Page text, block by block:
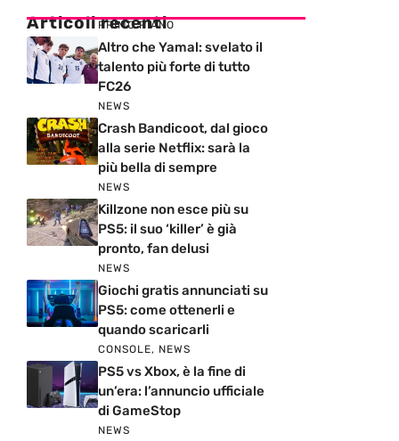
Articoli recenti
PRIMO PIANO
Altro che Yamal: svelato il
talento più forte di tutto
FC26
NEWS
Crash Bandicoot, dal gioco
alla serie Netflix: sarà la
più bella di sempre
NEWS
Killzone non esce più su
PS5: il suo ‘killer’ è già
pronto, fan delusi
NEWS
Giochi gratis annunciati su
PS5: come ottenerli e
quando scaricarli
CONSOLE, NEWS
PS5 vs Xbox, è la fine di
un’era: l’annuncio ufficiale
di GameStop
NEWS